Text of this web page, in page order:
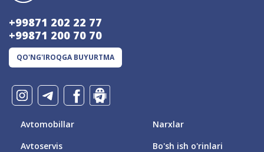
+99871 202 22 77
+99871 200 70 70
QO'NG'IROQGA BUYURTMA
Avtomobillar
Avtoservis
Narxlar
Bo'sh ish o'rinlari